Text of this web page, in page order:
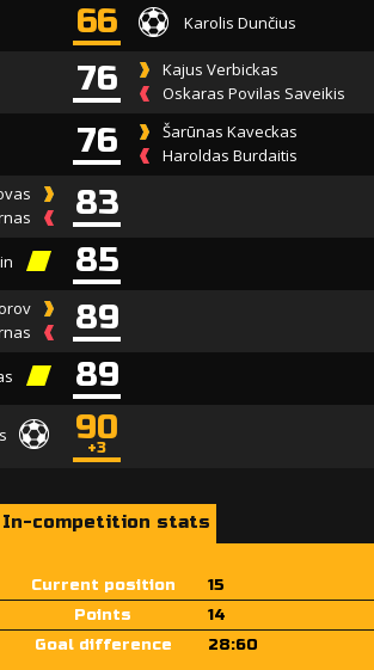
66 Karolis Dunčius
76
Kajus Verbickas
Oskaras Povilas Saveikis
76
Šarūnas Kaveckas
Haroldas Burdaitis
83
85
89
89
90
+3
In-competition stats
Current position
15
Points
14
Goal difference 28:60